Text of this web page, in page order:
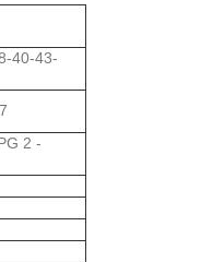
40-43-
2 -